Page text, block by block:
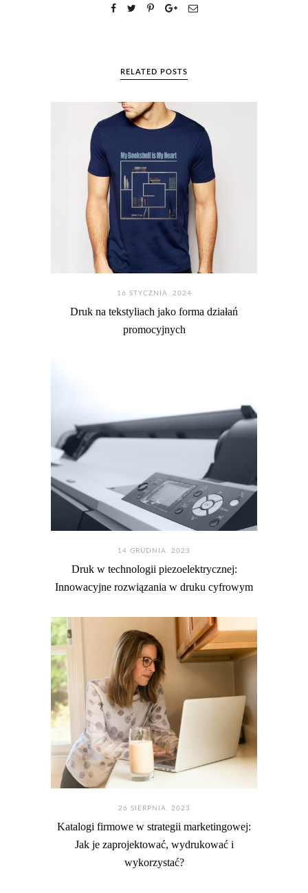
RELATED POSTS
16 STYCZNIA. 2024
Druk na tekstyliach jako forma działań
promocyjnych
14 GRUDNIA. 2023
Druk w technologii piezoelektrycznej:
Innowacyjne rozwiązania w druku cyfrowym
26 SIERPNIA. 2023
Katalogi firmowe w strategii marketingowej:
Jak je zaprojektować, wydrukować i
wykorzystać?